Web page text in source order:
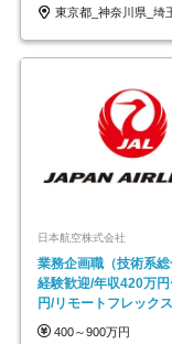
東京都_神奈川県_埼玉県_大阪
日本航空株式会社
業務企画職（技術系
経験歓迎/年収420万
円/リモートフレック
400～900万円